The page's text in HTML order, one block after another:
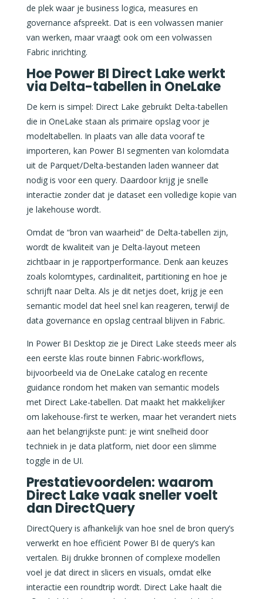
de plek waar je business logica, measures en
governance afspreekt. Dat is een volwassen manier
van werken, maar vraagt ook om een volwassen
Fabric inrichting.
Hoe Power BI Direct Lake werkt
via Delta-tabellen in OneLake
De kern is simpel: Direct Lake gebruikt Delta-tabellen
die in OneLake staan als primaire opslag voor je
modeltabellen. In plaats van alle data vooraf te
importeren, kan Power BI segmenten van kolomdata
uit de Parquet/Delta-bestanden laden wanneer dat
nodig is voor een query. Daardoor krijg je snelle
interactie zonder dat je dataset een volledige kopie van
je lakehouse wordt.
Omdat de “bron van waarheid” de Delta-tabellen zijn,
wordt de kwaliteit van je Delta-layout meteen
zichtbaar in je rapportperformance. Denk aan keuzes
zoals kolomtypes, cardinaliteit, partitioning en hoe je
schrijft naar Delta. Als je dit netjes doet, krijg je een
semantic model dat heel snel kan reageren, terwijl de
data governance en opslag centraal blijven in Fabric.
In Power BI Desktop zie je Direct Lake steeds meer als
een eerste klas route binnen Fabric-workflows,
bijvoorbeeld via de OneLake catalog en recente
guidance rondom het maken van semantic models
met Direct Lake-tabellen. Dat maakt het makkelijker
om lakehouse-first te werken, maar het verandert niets
aan het belangrijkste punt: je wint snelheid door
techniek in je data platform, niet door een slimme
toggle in de UI.
Prestatievoordelen: waarom
Direct Lake vaak sneller voelt
dan DirectQuery
DirectQuery is afhankelijk van hoe snel de bron query’s
verwerkt en hoe efficiënt Power BI de query’s kan
vertalen. Bij drukke bronnen of complexe modellen
voel je dat direct in slicers en visuals, omdat elke
interactie een roundtrip wordt. Direct Lake haalt die